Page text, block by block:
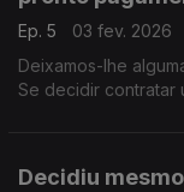
Ep. 5
03 fev. 2026
Deixamos-lhe
Se decidir contratar
Decidiu